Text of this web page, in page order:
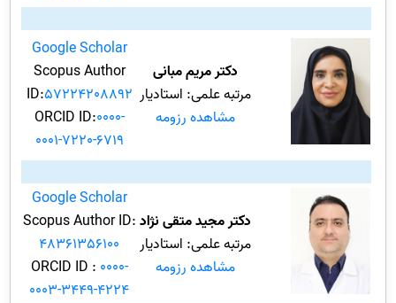
دکتر مریم مبانی
مرتبه علمی: استادیار
مشاهده رزومه
Google Scholar
Scopus Author
ID:57224208892
ORCID ID:0000-
0001-7220-6719
دکتر مجید متقی نژاد
مرتبه علمی: استادیار
مشاهده رزومه
Google Scholar
Scopus Author ID:
48361356100
ORCID ID : 0000-
0003-3449-4224